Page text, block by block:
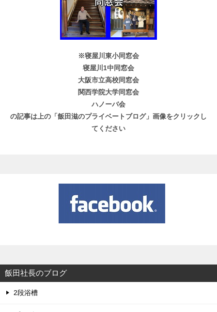
※寝屋川東小同窓会
寝屋川1中同窓会
大阪市立高校同窓会
関西学院大学同窓会
ハノーバ会
の記事は上の「飯田滋のプライベートブログ」画像をクリックし
てください
飯田社長のブログ
2段浴槽